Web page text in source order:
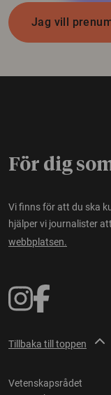
Jag vill
För dig
Vi finns för att du ska
hjälper vi journalister
webbplatsen.
Tillbaka till toppen
Vetenskapsrådet